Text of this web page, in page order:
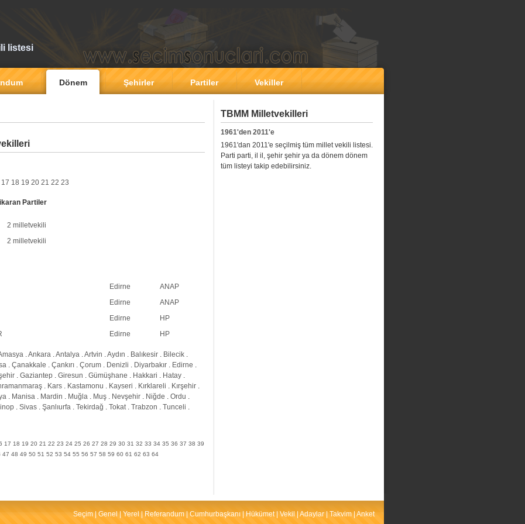
listesi
Dönem Şehirler Partiler Vekiller
17 18 19 20 21 22 23
Partiler
2 milletvekili
2 milletvekili
Edirne
ANAP
Edirne
ANAP
Edirne
HP
Edirne HP
.Ankara .Antalya .Artvin .Aydın . Balıkesir . Bilecik .
. Çanakkale . Çankırı . Çorum . Denizli . Diyarbakır . Edirne .
. Gaziantep . Giresun . Gümüşhane . Hakkari . Hatay .
. Kars . Kastamonu . Kayseri . Kırklareli . Kırşehir .
. Manisa . Mardin . Muğla . Muş . Nevşehir . Niğde . Ordu .
. Sivas . Şanlıurfa . Tekirdağ . Tokat. Trabzon . Tunceli .
17 18 19 20 21 22 23 24 25 26 27 28 29 30 31 32 33 34 35 36 37 38 39
47 48 49 50 51 52 53 54 55 56 57 58 59 60 61 62 63 64
TBMM Milletvekilleri
1961'den 2011'e
1961'dan 2011'e seçilmiş tüm millet vekili listesi.
Parti parti, il il, şehir şehir ya da dönem dönem
tüm listeyi takip edebilirsiniz.
Seçim Genel Yerel Referandum Cumhurbaşkanı Hükümet| Vekil Adaylar Takvim Anket